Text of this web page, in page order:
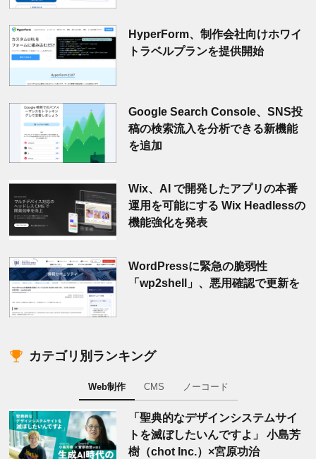
HyperForm、制作会社向けホワイ
トラベルプランを提供開始
Google Search Console、SNS投
稿の検索流入を分析できる新機能
を追加
Wix、AI で開発したアプリの本番
運用を可能にする Wix Headlessの
機能強化を発表
WordPressに緊急の脆弱性
「wp2shell」、悪用確認で更新を
カテゴリ別ランキング
Web制作 CMS ノーコード
「聖典的なデザインシステムサイ
トを滅ぼしたいんですよ」 小島芳
樹（chot Inc.）×宮原功治